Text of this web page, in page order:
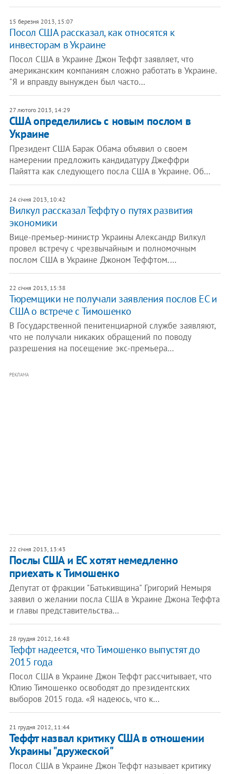
15 березня 2013, 15:07
Посол США рассказал, как относятся к
инвесторам в Украине
Посол США в Украине Джон Теффт заявляет, что
американским компаниям сложно работать в Украине.
"Я и вправду вынужден был часто…
27 лютого 2013, 14:29
США определились с новым послом в
Украине
Президент США Барак Обама объявил о своем
намерении предложить кандидатуру Джеффри
Пайятта как следующего посла США в Украине. Об…
24 січня 2013, 10:42
Вилкул рассказал Теффту о путях развития
экономики
Вице-премьер-министр Украины Александр Вилкул
провел встречу с чрезвычайным и полномочным
послом США в Украине Джоном Теффтом.…
22 січня 2013, 15:38
Тюремщики не получали заявления послов ЕС и
США о встрече с Тимошенко
В Государственной пенитенциарной службе заявляют,
что не получали никаких обращений по поводу
разрешения на посещение экс-премьера…
РЕКЛАМА
22 січня 2013, 13:43
Послы США и ЕС хотят немедленно
приехать к Тимошенко
Депутат от фракции "Батькивщина" Григорий Немыря
заявил о желании посла США в Украине Джона Теффта
и главы представительства…
28 грудня 2012, 16:48
Теффт надеется, что Тимошенко выпустят до
2015 года
Посол США в Украине Джон Теффт рассчитывает, что
Юлию Тимошенко освободят до президентских
выборов 2015 года. «Я надеюсь, что к…
21 грудня 2012, 11:44
Теффт назвал критику США в отношении
Украины "дружеской"
Посол США в Украине Джон Теффт называет критику